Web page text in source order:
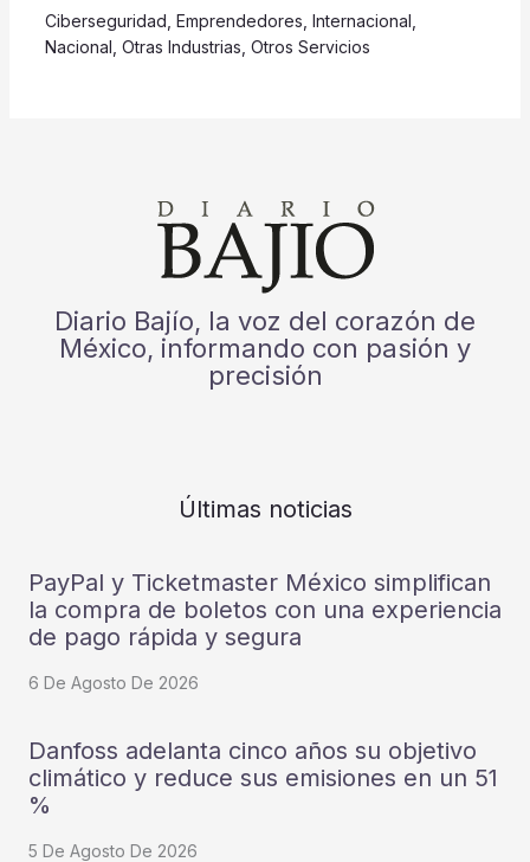
Ciberseguridad Emprendedores Internacional
Nacional Otras Industrias Otros Servicios
Diario Bajío, la voz del corazón de
México, informando con pasión y
precisión
Últimas noticias
PayPal y Ticketmaster México simplifican
la compra de boletos con una experiencia
de pago rápida y segura
6 De Agosto De 2026
Danfoss adelanta cinco años su objetivo
climático y reduce sus emisiones en un 51
%
5 De Agosto De 2026